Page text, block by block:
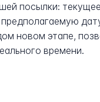
посылки: текущее
новом этапе,
времени.